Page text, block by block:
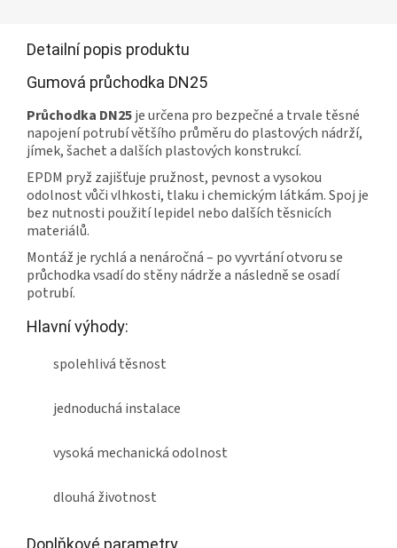
Detailní popis produktu
Gumová průchodka DN25
Průchodka DN25je určena pro bezpečné a trvale těsné
napojení potrubí většího průměru do plastových nádrží,
jímek, šachet a dalších plastových konstrukcí.
EPDM pryž zajišťuje pružnost, pevnost a vysokou
odolnost vůči vlhkosti, tlaku i chemickým látkám. Spoj je
bez nutnosti použití lepidel nebo dalších těsnicích
materiálů.
Montáž je rychlá a nenáročná – po vyvrtání otvoru se
průchodka vsadí do stěny nádrže a následně se osadí
potrubí.
Hlavní výhody:
spolehlivá těsnost
jednoduchá instalace
vysoká mechanická odolnost
dlouhá životnost
Doplňkové parametry